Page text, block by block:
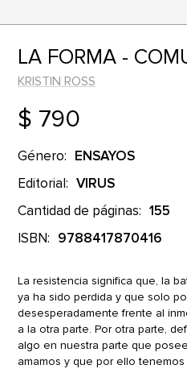
LA FORMA -
KRISTIN ROSS
$ 790
Género: ENSAYOS
Editorial: VIRUS
Cantidad de páginas: 155
ISBN: 9788417870416
La resistencia significa que, la
ya ha sido perdida y que solo
desesperadamente frente al
a la otra parte. Por otra parte,
algo en nuestra parte que
amamos y que por ello